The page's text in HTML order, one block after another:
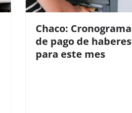
Chaco: Cronograma
de pago de haberes
para este mes